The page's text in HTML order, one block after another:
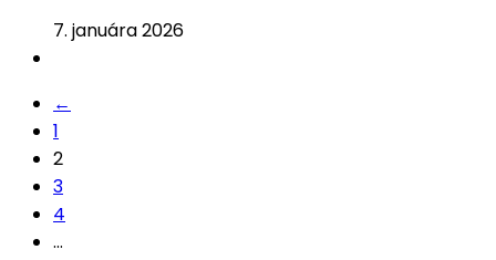
7. januára 2026
←
1
2
3
4
…